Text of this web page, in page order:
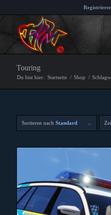
Touring
Du bist hier: Startseite / Shop /
Sortieren nach Standard